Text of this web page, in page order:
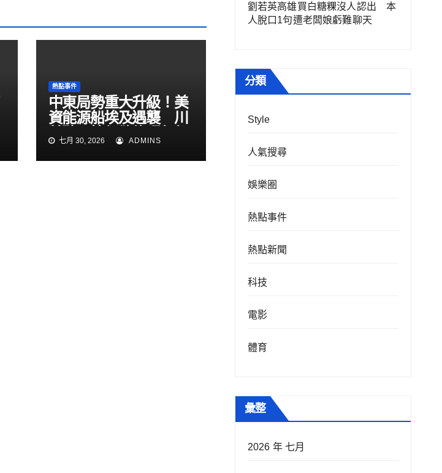
熱點事件
中東局勢重大升級！美
資能源船埃及遇襲 川
普聽取簡報欲修理伊朗
七月 30, 2026 ADMINS
劉若英高雄買白糖粿沒人認出 本
人脫口1句遭老闆娘虧難聊天
分類
Style
人氣搜尋
娛樂圈
熱點事件
熱點新聞
科技
電影
體育
彙整
2026 年 七月